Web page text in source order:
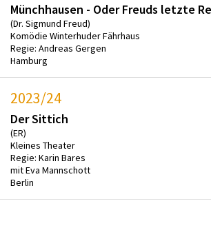
Münchhausen - Oder Freuds letzte
(Dr. Sigmund Freud)
Komödie Winterhuder Fährhaus
Regie: Andreas Gergen
Hamburg
2023/24
Der Sittich
(ER)
Kleines Theater
Regie: Karin Bares
mit Eva Mannschott
Berlin